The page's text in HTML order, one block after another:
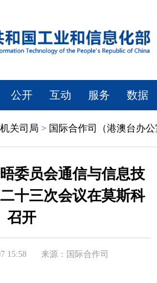
公开 互动 服务 数据
机关司局 > 国际合作司（港澳台办
委员会通信与信息技
十三次会议在莫斯科
召开
15:58 来源：国际合作司